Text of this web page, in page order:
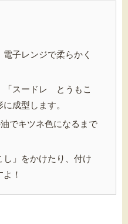
子レンジで柔らかく
「スードレ とうもこ
成型します。
でキツネ色になるまで
」をかけたり、付け
！